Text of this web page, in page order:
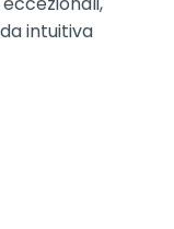
intuitiva